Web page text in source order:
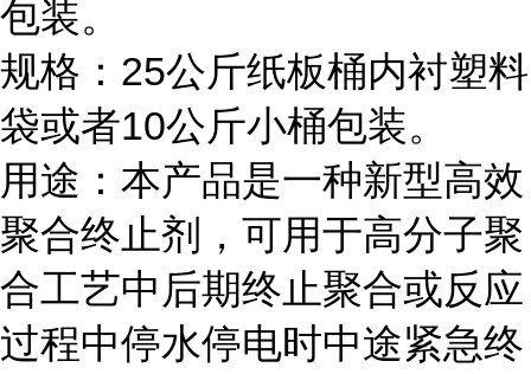
包装。
规格：25公斤纸板桶内衬塑料
袋或者10公斤小桶包装。
用途：本产品是一种新型高效
聚合终止剂，可用于高分子聚
合工艺中后期终止聚合或反应
过程中停水停电时中途紧急终